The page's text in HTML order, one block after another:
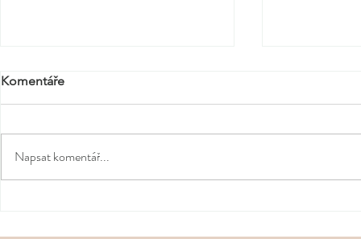
Komentáře
Napsat komentář...